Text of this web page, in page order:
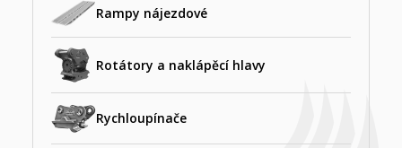
Rampy nájezdové
Rotátory a naklápěcí hlavy
Rychloupínače